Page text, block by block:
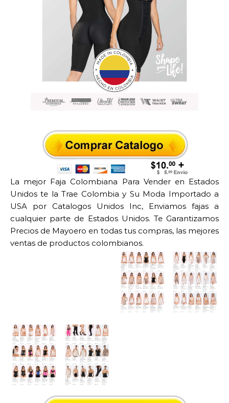
La mejor Faja Colombiana Para Vender en Estados
Unidos te la Trae Colombia y Su Moda Importado a
USA por Catalogos Unidos Inc, Enviamos fajas a
cualquier parte de Estados Unidos. Te Garantizamos
Precios de Mayoero en todas tus compras, las mejores
ventas de productos colombianos.